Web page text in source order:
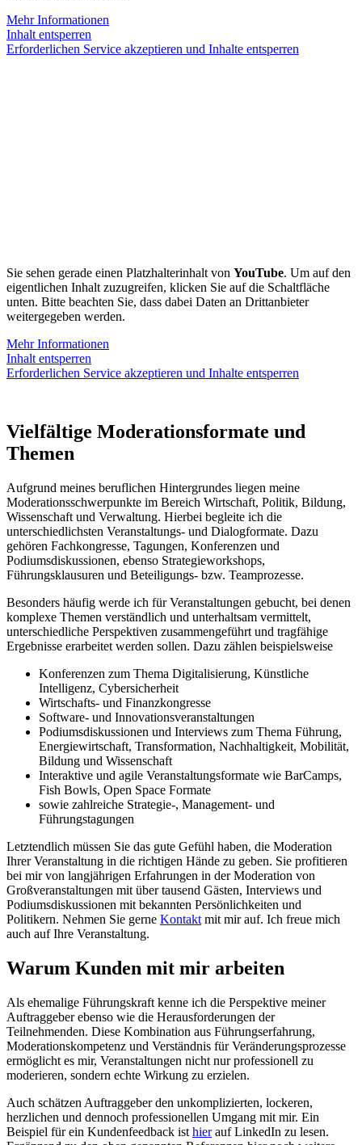
Mehr Informationen
Inhalt entsperren
Erforderlichen Service akzeptieren und Inhalte entsperren
Sie sehen gerade einen Platzhalterinhalt von YouTube. Um auf den
eigentlichen Inhalt zuzugreifen, klicken Sie auf die Schaltfläche
unten. Bitte beachten Sie, dass dabei Daten an Drittanbieter
weitergegeben werden.
Mehr Informationen
Inhalt entsperren
Erforderlichen Service akzeptieren und Inhalte entsperren
Vielfältige Moderationsformate und
Themen
Aufgrund meines beruflichen Hintergrundes liegen meine
Moderationsschwerpunkte im Bereich Wirtschaft, Politik, Bildung,
Wissenschaft und Verwaltung. Hierbei begleite ich die
unterschiedlichsten Veranstaltungs- und Dialogformate. Dazu
gehören Fachkongresse, Tagungen, Konferenzen und
Podiumsdiskussionen, ebenso Strategieworkshops,
Führungsklausuren und Beteiligungs- bzw. Teamprozesse.
Besonders häufig werde ich für Veranstaltungen gebucht, bei denen
komplexe Themen verständlich und unterhaltsam vermittelt,
unterschiedliche Perspektiven zusammengeführt und tragfähige
Ergebnisse erarbeitet werden sollen. Dazu zählen beispielsweise
Konferenzen zum Thema Digitalisierung, Künstliche
Intelligenz, Cybersicherheit
Wirtschafts- und Finanzkongresse
Software- und Innovationsveranstaltungen
Podiumsdiskussionen und Interviews zum Thema Führung,
Energiewirtschaft, Transformation, Nachhaltigkeit, Mobilität,
Bildung und Wissenschaft
Interaktive und agile Veranstaltungsformate wie BarCamps,
Fish Bowls, Open Space Formate
sowie zahlreiche Strategie-, Management- und
Führungstagungen
Letztendlich müssen Sie das gute Gefühl haben, die Moderation
Ihrer Veranstaltung in die richtigen Hände zu geben. Sie profitieren
bei mir von langjährigen Erfahrungen in der Moderation von
Großveranstaltungen mit über tausend Gästen, Interviews und
Podiumsdiskussionen mit bekannten Persönlichkeiten und
Politikern. Nehmen Sie gerne Kontakt mit mir auf. Ich freue mich
auch auf Ihre Veranstaltung.
Warum Kunden mit mir arbeiten
Als ehemalige Führungskraft kenne ich die Perspektive meiner
Auftraggeber ebenso wie die Herausforderungen der
Teilnehmenden. Diese Kombination aus Führungserfahrung,
Moderationskompetenz und Verständnis für Veränderungsprozesse
ermöglicht es mir, Veranstaltungen nicht nur professionell zu
moderieren, sondern echte Wirkung zu erzielen.
Auch schätzen Auftraggeber den unkomplizierten, lockeren,
herzlichen und dennoch professionellen Umgang mit mir. Ein
Beispiel für ein Kundenfeedback ist hierauf LinkedIn zu lesen.